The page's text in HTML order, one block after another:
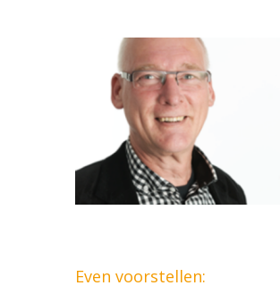
Even voorstellen: